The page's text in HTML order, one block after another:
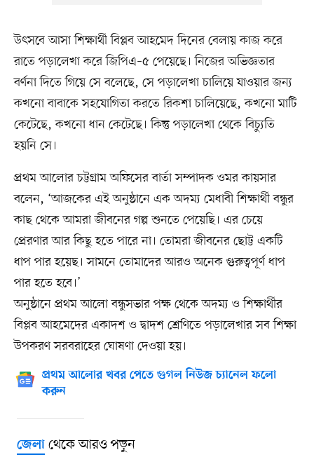
উৎসবে আসা শিক্ষার্থী বিপ্লব আহমেদ দিনের বেলায় কাজ করে
রাতে পড়ালেখা করে জিপিএ–৫ পেয়েছে। নিজের অভিজ্ঞতার
বর্ণনা দিতে গিয়ে সে বলেছে, সে পড়ালেখা চালিয়ে যাওয়ার জন্য
কখনো বাবাকে সহযোগিতা করতে রিকশা চালিয়েছে, কখনো মাটি
কেটেছে, কখনো ধান কেটেছে। কিন্তু পড়ালেখা থেকে বিচ্যুতি
হয়নি সে।
প্রথম আলোর চট্টগ্রাম অফিসের বার্তা সম্পাদক ওমর কায়সার
বলেন, ‘আজকের এই অনুষ্ঠানে এক অদম্য মেধাবী শিক্ষার্থী বন্ধুর
কাছ থেকে আমরা জীবনের গল্প শুনতে পেয়েছি। এর চেয়ে
প্রেরণার আর কিছু হতে পারে না। তোমরা জীবনের ছোট্ট একটি
ধাপ পার হয়েছ। সামনে তোমাদের আরও অনেক গুরুত্বপূর্ণ ধাপ
পার হতে হবে।’
অনুষ্ঠানে প্রথম আলো বন্ধুসভার পক্ষ থেকে অদম্য ও শিক্ষার্থীর
বিপ্লব আহমেদের একাদশ ও দ্বাদশ শ্রেণিতে পড়ালেখার সব শিক্ষা
উপকরণ সরবরাহের ঘোষণা দেওয়া হয়।
প্রথম আলোর খবর পেতে গুগল নিউজ চ্যানেল ফলো
করুন
জেলাথেকে আরও পড়ুন